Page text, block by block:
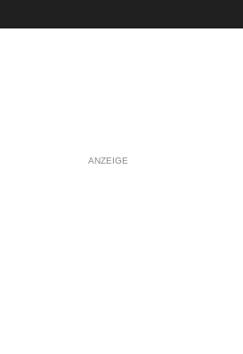
ANZEIGE